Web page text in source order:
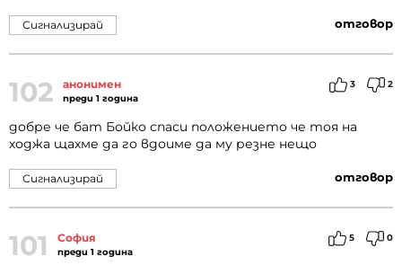
отговор
Сигнализирай
102 анонимен
преди 1 година
3 2
добре че бат Бойко спаси положението че тоя на
ходжа щахме да го вдоиме да му резне нещо
отговор
Сигнализирай
101 София
преди 1 година
5 0